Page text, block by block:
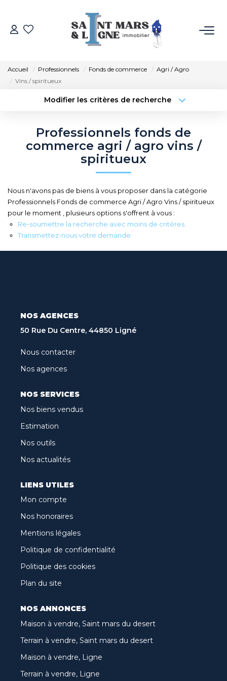
NOS MÉTIERS
NOS AGENCES
Qui Sommes-Nous
Notre Équipe
Recrutement
Accueil Professionnels Fonds de commerce
Agri / Agro
Vins / spiritueux
Modifier les critères de recherche
Sélectionnez...
Type de bien
Surface min
Créer une alerte
Professionnels fonds de
commerce agri / agro vins /
spiritueux
Nous n'avons pas de biens à vous proposer dans la catégorie
Professionnels Fonds de commerce Agri / Agro Vins / spiritueux
pour le moment , plusieurs options s'offrent à vous :
Re-soumettre la recherche avec moins de critères.
Transmettez-nous votre demande
NOS AGENCES
50 Rue Du Centre, 44850 Ligné
Nous contacter
Nos agences
NOS SERVICES
Nos biens vendus
Estimation
Nos outils
Nos actualités
LIENS UTILES
Mon compte
Nos honoraires
Mentions légales
Politique de confidentialité
Politique des cookies
Plan du site
NOS ANNONCES
Maison à vendre, Saint mars du desert
Terrain à vendre, Saint mars du desert
Maison à vendre, Ligne
Terrain à vendre, Ligne